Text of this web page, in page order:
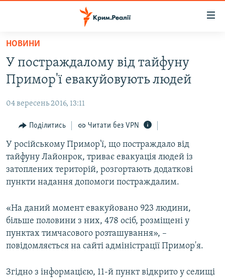
Перейти
основного
матеріалу
Перейти
до
навігації
Перейти
до
пошуку
ВОДА.КРИМ
ВІДЕО ТА ФОТО
ПОЛІТИКА
БЛОГИ
ПОГЛЯД
ІНТЕРВ'Ю
ВСЕ ЗА ДЕНЬ
ВІДЕОУРОКИ «ELIFBE»
УКРАЇНСЬКА ПРОБЛЕМА КРИМУ
ЯК ОБІЙТИ БЛОКУВАННЯ
Русский
НОВИНИ
У постраждалому від тайфуну
Примор'ї евакуйовують людей
04 вересень 2016, 13:11
Поділитись Читати без VPN
У російському Примор'ї, що постраждало від
тайфуну Лайонрок, триває евакуація людей із
затоплених територій, розгортають додаткові
пункти надання допомоги постраждалим.
«На даний момент евакуйовано 923 людини,
більше половини з них, 478 осіб, розміщені у
пунктах тимчасового розташування», –
повідомляється на сайті адміністрації Примор'я.
Згідно з інформацією, 11-й пункт відкрито у селищі